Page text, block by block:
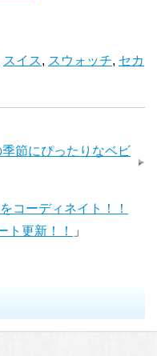
スイス, スウォッチ, セカ
節にぴったりなベビ
コーディネイト！！
ト更新！！
」